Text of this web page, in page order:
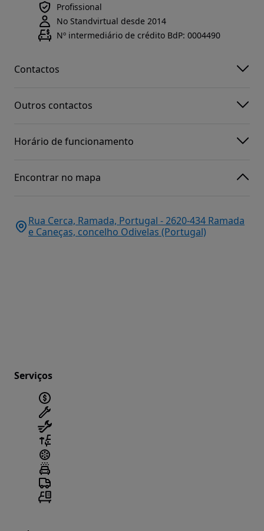
Profissional
No Standvirtual desde 2014
Nº intermediário de crédito BdP: 0004490
Contactos
Outros contactos
Horário de funcionamento
Encontrar no mapa
Rua Cerca, Ramada, Portugal - 2620-434 Ramada
e Caneças, concelho Odivelas (Portugal)
Serviços